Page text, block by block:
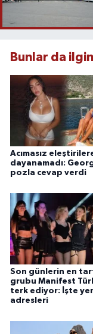
Bunlar da
Acımasız
dayanamadı:
pozla cevap verdi
Son günlerin en
grubu Manifest
terk ediyor: İşte
adresleri